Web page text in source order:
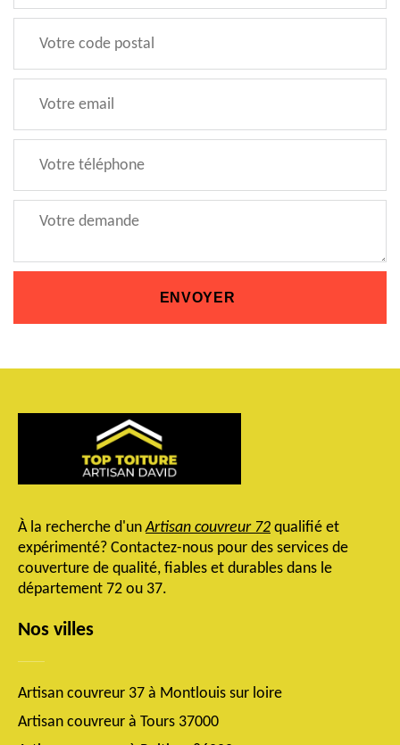
À la recherche d'unArtisan couvreur 72 qualifié et
expérimenté? Contactez-nous pour des services de
couverture de qualité, fiables et durables dans le
département 72 ou 37.
Nos villes
Artisan couvreur 37 à Montlouis sur loire
Artisan couvreur à Tours 37000